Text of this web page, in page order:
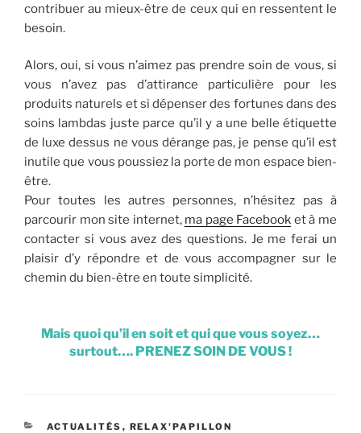
contribuer au mieux-être de ceux qui en ressentent le
besoin.
Alors, oui, si vous n’aimez pas prendre soin de vous, si
vous n’avez pas d’attirance particulière pour les
produits naturels et si dépenser des fortunes dans des
soins lambdas juste parce qu’il y a une belle étiquette
de luxe dessus ne vous dérange pas, je pense qu’il est
inutile que vous poussiez la porte de mon espace bien-
être.
Pour toutes les autres personnes, n’hésitez pas à
parcourir mon site internet, ma page Facebook et à me
contacter si vous avez des questions. Je me ferai un
plaisir d’y répondre et de vous accompagner sur le
chemin du bien-être en toute simplicité.
Mais quoi qu’il en soit et qui que vous soyez…
surtout…. PRENEZ SOIN DE VOUS !
CATÉGORIES
ACTUALITÉS , RELAX'PAPILLON